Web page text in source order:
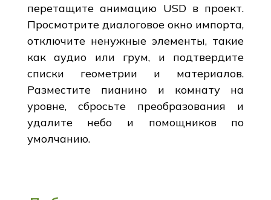
перетащите анимацию USD в проект.
Просмотрите диалоговое окно импорта,
отключите ненужные элементы, такие
как аудио или грум, и подтвердите
списки геометрии и материалов.
Разместите пианино и комнату на
уровне, сбросьте преобразования и
удалите небо и помощников по
умолчанию.